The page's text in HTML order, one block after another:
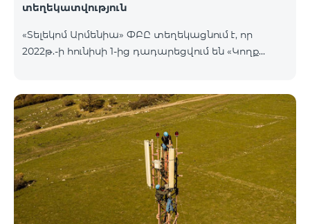
տեղեկատվություն
«Տելեկոմ Արմենիա» ՓԲԸ տեղեկացնում է, որ
2022թ.-ի հունիսի 1-ից դադարեցվում են «Կողք
ծառայությունների նոր միացումները և ավտոմատ
երկարացման հնարավորությունը: Ինչպես նաև
դադարեցվում է «Սիրելի համարներ»
ծառայության նոր միացումները և գործողությունը։